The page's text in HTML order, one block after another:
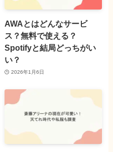
AWAとはどんなサービ
ス？無料で使える？
Spotifyと結局どっちがい
い？
2026年1月6日